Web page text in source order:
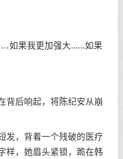
果我更加强大......如果
后响起，将陈纪安从崩
，背着一个残破的医疗
样，她眉头紧锁，跪在韩